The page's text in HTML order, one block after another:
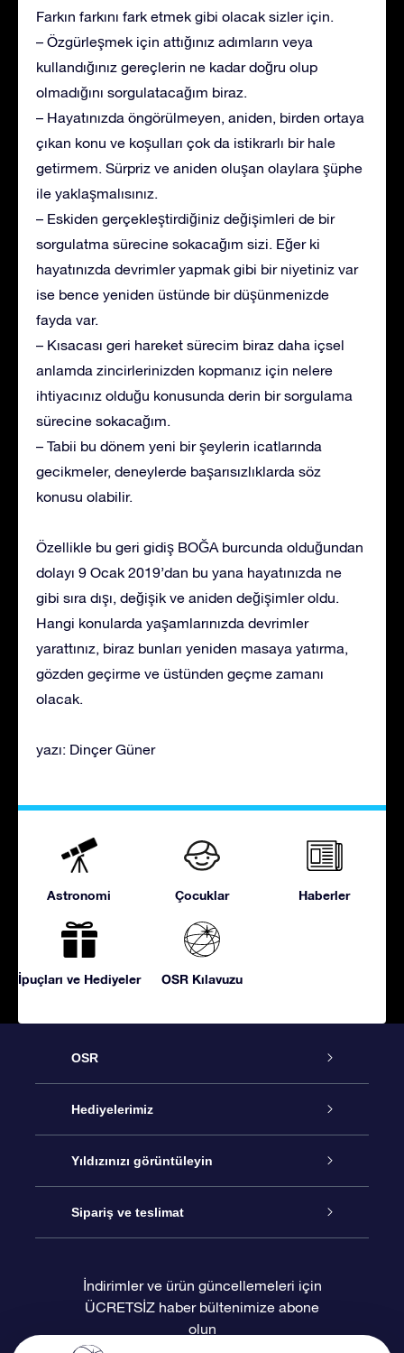
Farkın farkını fark etmek gibi olacak sizler için.
– Özgürleşmek için attığınız adımların veya
kullandığınız gereçlerin ne kadar doğru olup
olmadığını sorgulatacağım biraz.
– Hayatınızda öngörülmeyen, aniden, birden ortaya
çıkan konu ve koşulları çok da istikrarlı bir hale
getirmem. Sürpriz ve aniden oluşan olaylara şüphe
ile yaklaşmalısınız.
– Eskiden gerçekleştirdiğiniz değişimleri de bir
sorgulatma sürecine sokacağım sizi. Eğer ki
hayatınızda devrimler yapmak gibi bir niyetiniz var
ise bence yeniden üstünde bir düşünmenizde
fayda var.
– Kısacası geri hareket sürecim biraz daha içsel
anlamda zincirlerinizden kopmanız için nelere
ihtiyacınız olduğu konusunda derin bir sorgulama
sürecine sokacağım.
– Tabii bu dönem yeni bir şeylerin icatlarında
gecikmeler, deneylerde başarısızlıklarda söz
konusu olabilir.
Özellikle bu geri gidiş BOĞA burcunda olduğundan
dolayı 9 Ocak 2019’dan bu yana hayatınızda ne
gibi sıra dışı, değişik ve aniden değişimler oldu.
Hangi konularda yaşamlarınızda devrimler
yarattınız, biraz bunları yeniden masaya yatırma,
gözden geçirme ve üstünden geçme zamanı
olacak.
yazı: Dinçer Güner
Astronomi Çocuklar Haberler
İpuçları ve Hediyeler OSR Kılavuzu
OSR
Hizmet
İletişim
Blogu
Değerlendirmeler
Hediyelerimiz
Çevrimiçi Yıldız Hediyesi
OSR Hediye Paketi
OSR Hediye Kartı
Yıldızınızı görüntüleyin
Star Register
Kişiselleştirilmiş Yıldız Sayfası
Sipariş ve teslimat
Ödeme bilgileri
İndirimler ve ürün güncellemeleri için
ÜCRETSİZ haber bültenimize abone
olun